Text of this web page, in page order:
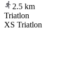
2.5 km
Triatlon
XS Triatlon